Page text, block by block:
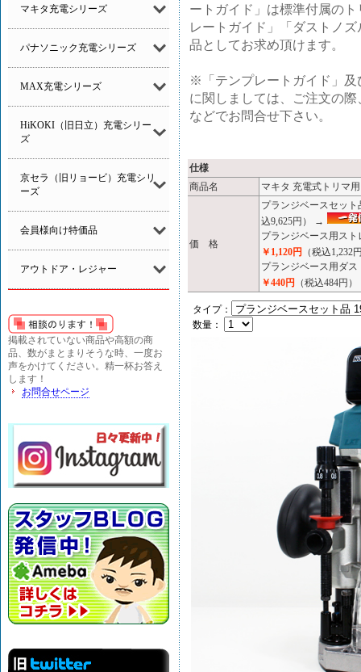
マキタ充電シリーズ
パナソニック充電シリーズ
MAX充電シリーズ
HiKOKI（旧日立）充電シリー
ズ
京セラ（旧リョービ）充電シリ
ーズ
会員様向け特価品
アウトドア・レジャー
掲載されていない商品や高額の商
品、数がまとまりそうな時、一度お
声をかけてください。精一杯お答え
します！
お問合せページ
ートガイド」は標準付属の
レートガイド」「ダストノ
品としてお求め頂けます。
※「テンプレートガイド」及
に関しましては、ご注文の
などでお問合せ下さい。
仕様
商品名
マキタ 充電式トリマ
価 格
プランジベースセット
込9,625円） →
プランジベース用スト
￥1,120円
（税込
プランジベース用ダス
￥440円
（税込484円
タイプ：
数量：